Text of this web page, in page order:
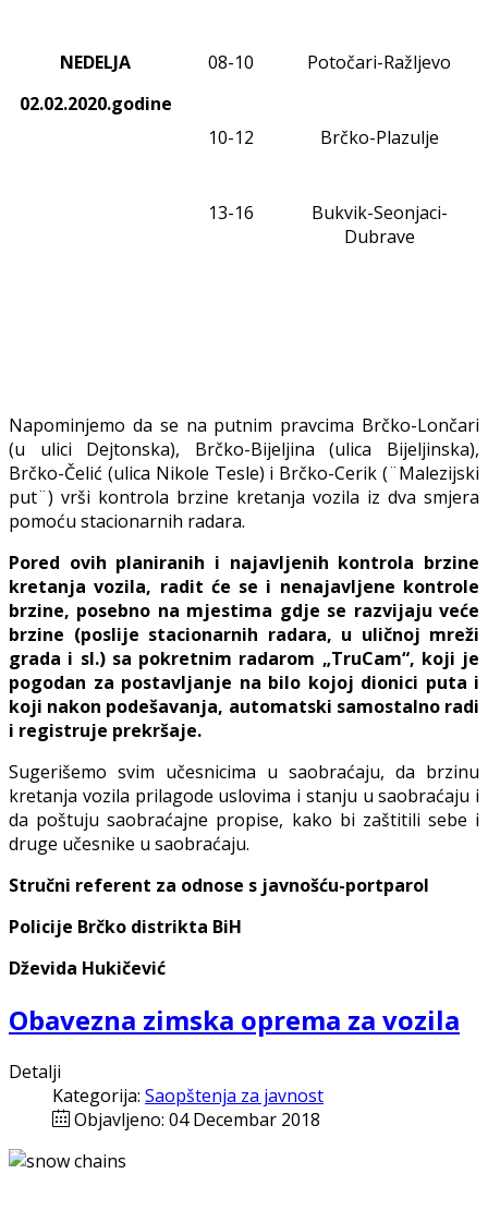
NEDELJA
02.02.2020.godine
08-10 Potočari-Ražljevo
10-12 Brčko-Plazulje
13-16
Bukvik-Seonjaci-
Dubrave
Napominjemo da se na putnim pravcima Brčko-Lončari
(u ulici Dejtonska), Brčko-Bijeljina (ulica Bijeljinska),
Brčko-Čelić (ulica Nikole Tesle) i Brčko-Cerik (¨Malezijski
put¨) vrši kontrola brzine kretanja vozila iz dva smjera
pomoću stacionarnih radara.
Pored ovih planiranih i najavljenih kontrola brzine
kretanja vozila, radit će se i nenajavljene kontrole
brzine, posebno na mjestima gdje se razvijaju veće
brzine (poslije stacionarnih radara, u uličnoj mreži
grada i sl.) sa pokretnim radarom „TruCam“, koji je
pogodan za postavljanje na bilo kojoj dionici puta i
koji nakon podešavanja, automatski samostalno radi
i registruje prekršaje.
Sugerišemo svim učesnicima u saobraćaju, da brzinu
kretanja vozila prilagode uslovima i stanju u saobraćaju i
da poštuju saobraćajne propise, kako bi zaštitili sebe i
druge učesnike u saobraćaju.
Stručni referent za odnose s javnošću-portparol
Policije Brčko distrikta BiH
Dževida Hukičević
Obavezna zimska oprema za vozila
Detalji
Kategorija: Saopštenja za javnost
Objavljeno: 04 Decembar 2018